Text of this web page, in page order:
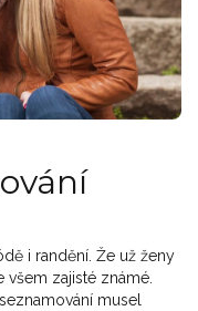
i randění. Že už ženy
všem zajisté známé.
musel